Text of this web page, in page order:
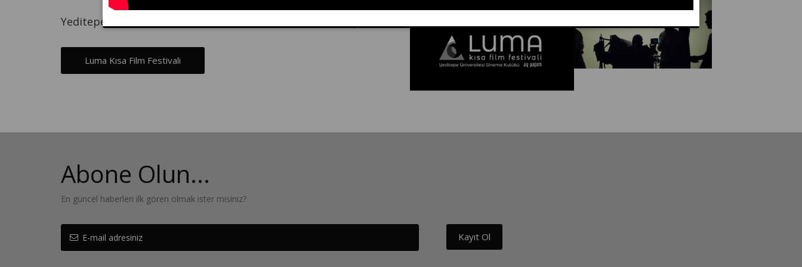
Yeditepe Üniversitesi Sinema Kulübü ve Ay yapım ortaklığıyla...
Luma Kısa Film Festivali
Abone Olun...
En güncel haberleri ilk gören olmak ister misiniz?
Kayıt Ol